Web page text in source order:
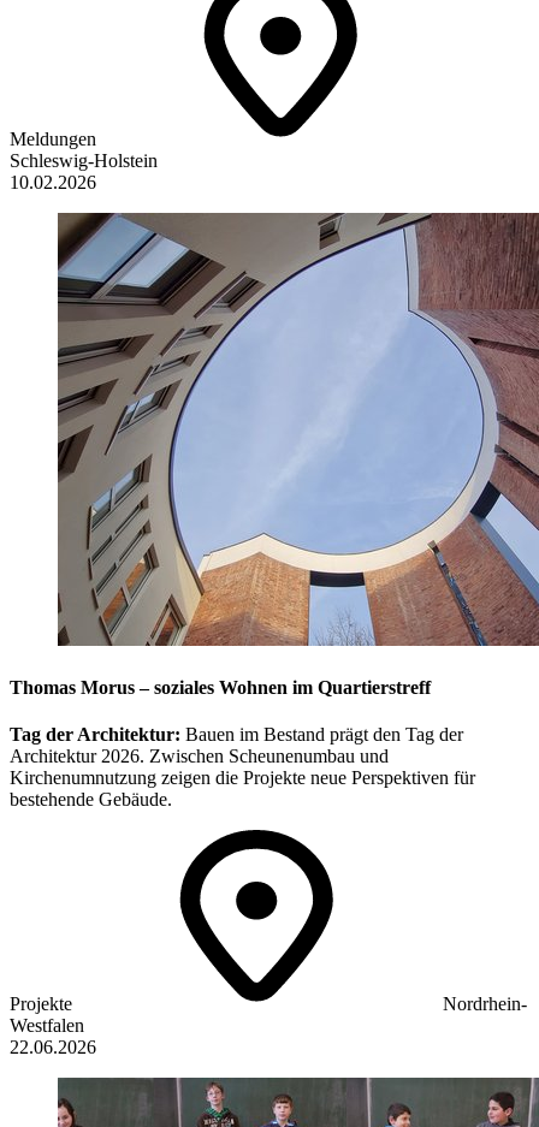
Meldungen
Schleswig-Holstein
10.02.2026
Thomas Morus – soziales Wohnen im Quartierstreff
Tag der Architektur: Bauen im Bestand prägt den Tag der
Architektur 2026. Zwischen Scheunenumbau und
Kirchenumnutzung zeigen die Projekte neue Perspektiven für
bestehende Gebäude.
Projekte
Nordrhein-
Westfalen
22.06.2026